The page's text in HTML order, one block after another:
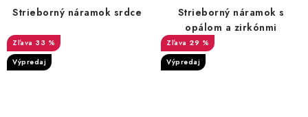
Strieborný náramok srdce
33 %
Výpredaj
Strieborný náramok s
opálom a zirkónmi
29 %
Výpredaj